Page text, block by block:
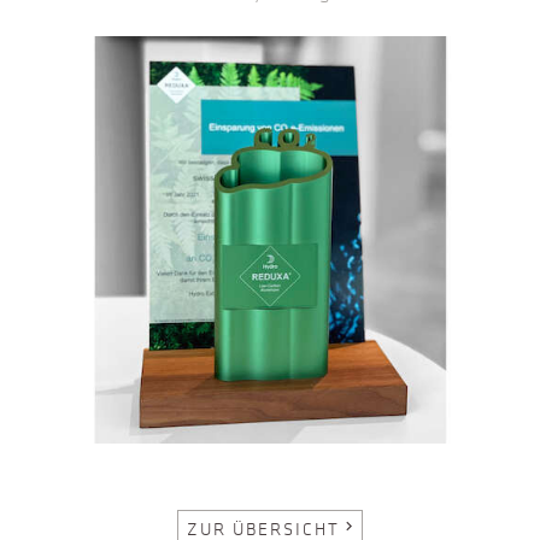
ZUR ÜBERSICHT chevron_right